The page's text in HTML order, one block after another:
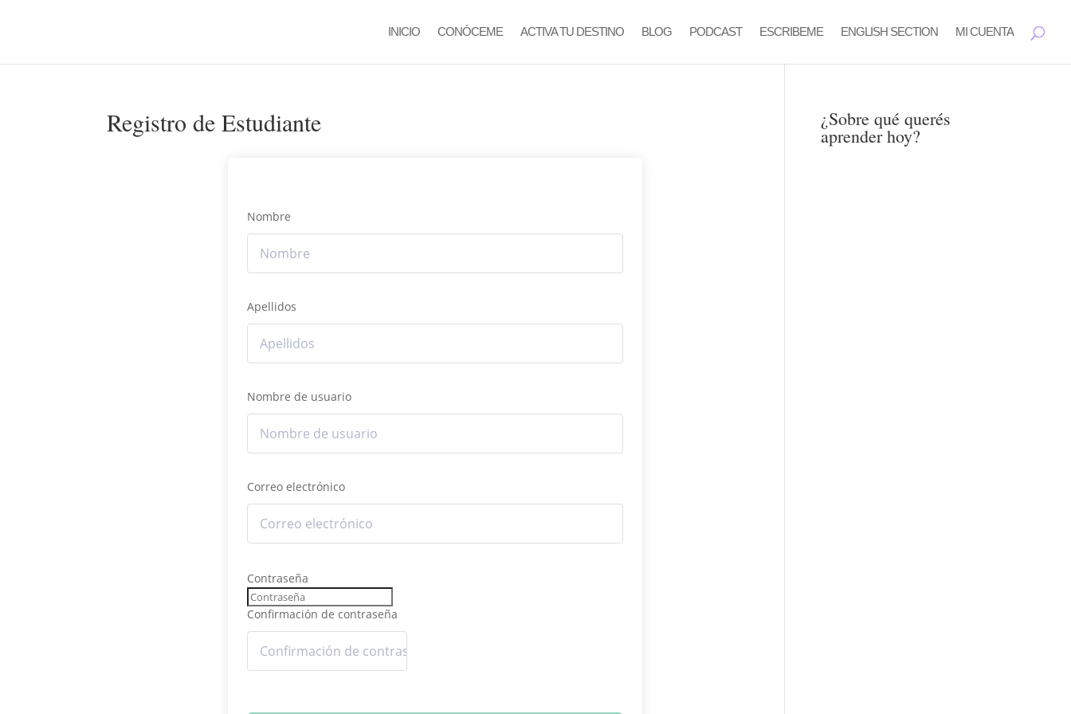
INICIO CONÓCEME ACTIVA TU DESTINO BLOG PODCAST ESCRIBEME ENGLISH SECTION MI CUENTA
Registro de Estudiante
Nombre
Apellidos
Nombre de usuario
Correo electrónico
Contraseña
Confirmación de contraseña
¿Sobre qué querés
aprender hoy?